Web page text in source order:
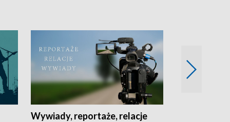
Wywiady, reportaże, relacje